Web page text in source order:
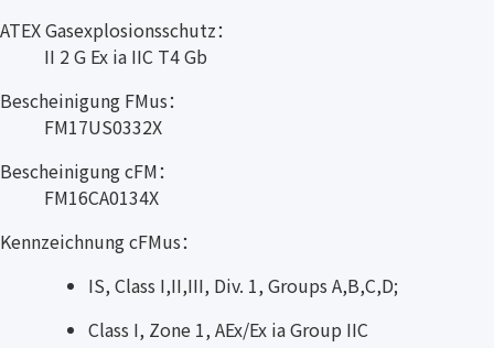
ATEX Gasexplosionsschutz：
II 2 G Ex ia IIC T4 Gb
Bescheinigung FMus：
FM17US0332X
Bescheinigung cFM：
FM16CA0134X
Kennzeichnung cFMus：
IS, Class I,II,III, Div. 1, Groups A,B,C,D;
Class I, Zone 1, AEx/Ex ia Group IIC